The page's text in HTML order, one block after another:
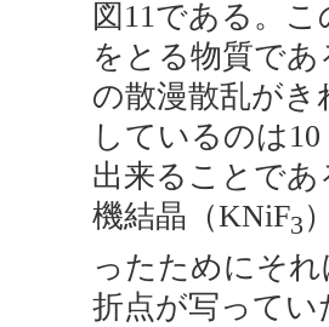
図11である。
をとる物質で
の散漫散乱が
しているのは
出来ることであ
機結晶（KNiF3
ったためにそ
折点が写って